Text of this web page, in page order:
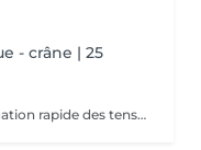
- crâne | 25
Le massage oriental permet une évacuation rapide des tensions nerveuses et des toxines, délie et assouplit les muscles, vous allez plonger dans un état de relaxation intense.